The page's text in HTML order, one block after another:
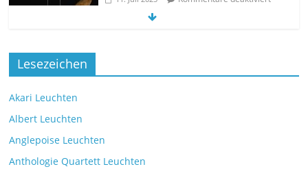
9. Juli 2025 Kommentare deaktiviert
7. Juli 2025
Lesezeichen
Akari Leuchten
Albert Leuchten
Anglepoise Leuchten
Anthologie Quartett Leuchten